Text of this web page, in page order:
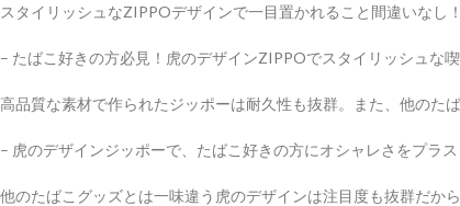
スタイリッシュなZIPPOデザインで一目置かれること間違いなし
– たばこ好きの方必見！虎のデザインZIPPOでスタイリッシュな
高品質な素材で作られたジッポーは耐久性も抜群。また、他のた
– 虎のデザインジッポーで、たばこ好きの方にオシャレさをプラス
他のたばこグッズとは一味違う虎のデザインは注目度も抜群だか